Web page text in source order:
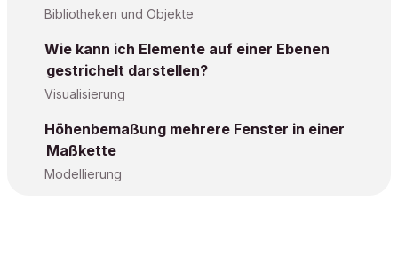
Bibliotheken und Objekte
Wie kann ich Elemente auf einer Ebenen
gestrichelt darstellen?
Visualisierung
Höhenbemaßung mehrere Fenster in einer
Maßkette
Modellierung